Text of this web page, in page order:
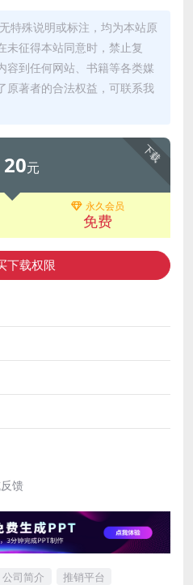
特殊说明或标注，均为本站原
未征得本站同意时，禁止复
容到任何网站、书籍等各类媒
原著者的合法权益，可联系我
下载
20元
永久会员
免费
下载权限
馈
公司简介
推销平台